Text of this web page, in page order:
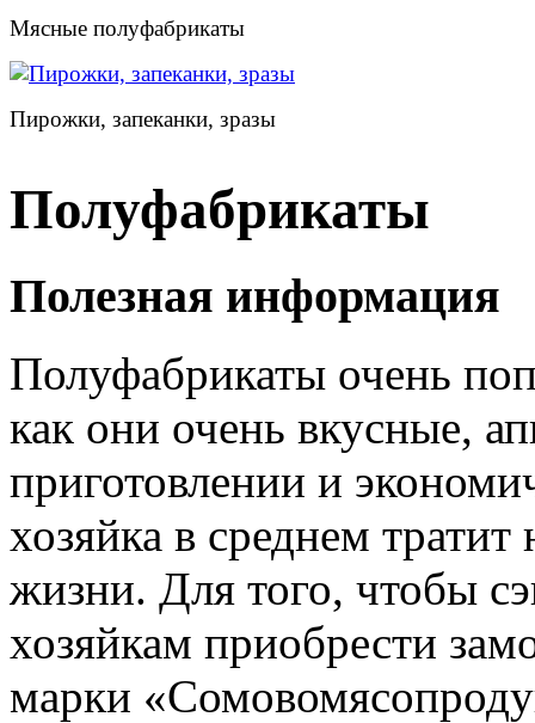
Мясные полуфабрикаты
Пирожки, запеканки, зразы
Полуфабрикаты
Полезная информация
Полуфабрикаты очень
как они очень вкусные,
приготовлении и
хозяйка в среднем
жизни. Для того, чтобы
хозяйкам приобрести
марки